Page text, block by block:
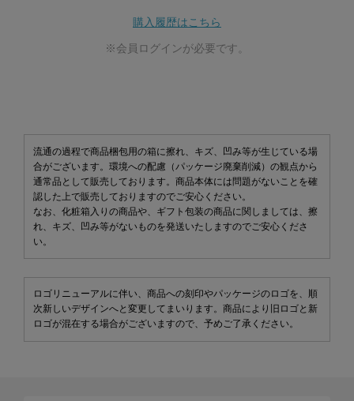
購入履歴はこちら
※会員ログインが必要です。
流通の過程で商品梱包用の箱に擦れ、キズ、凹み等が生じている場
合がございます。環境への配慮（パッケージ廃棄削減）の観点から
通常品として販売しております。商品本体には問題がないことを確
認した上で販売しておりますのでご安心ください。
なお、化粧箱入りの商品や、ギフト包装の商品に関しましては、擦
れ、キズ、凹み等がないものを発送いたしますのでご安心くださ
い。
ロゴリニューアルに伴い、商品への刻印やパッケージのロゴを、順
次新しいデザインへと変更してまいります。商品により旧ロゴと新
ロゴが混在する場合がございますので、予めご了承ください。